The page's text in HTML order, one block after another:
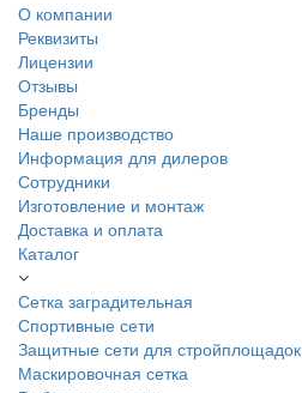
О компании
Реквизиты
Лицензии
Отзывы
Бренды
Наше производство
Информация для дилеров
Сотрудники
Изготовление и монтаж
Доставка и оплата
Каталог
Сетка заградительная
Спортивные сети
Защитные сети для стройплощадок
Маскировочная сетка